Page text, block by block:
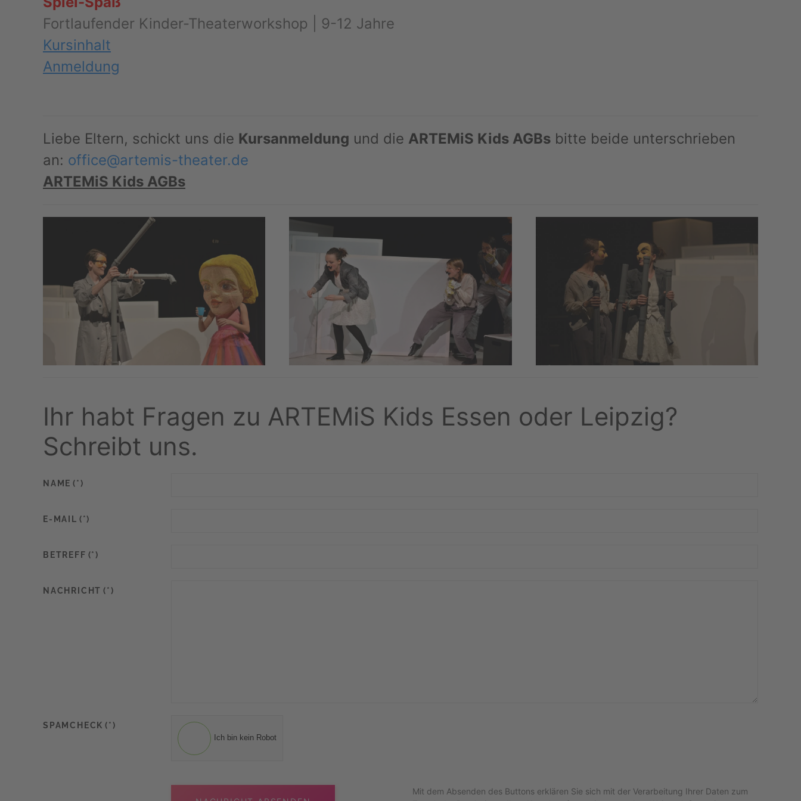
Fortlaufender Kinder-Theaterworkshop | 9-12 Jahre
Kursinhalt
Anmeldung
Liebe Eltern, schickt uns die Kursanmeldung und die ARTEMiS Kids AGBs bitte beide unterschrieben
an: office@artemis-theater.de
ARTEMiS Kids AGBs
Ihr habt Fragen zu ARTEMiS Kids Essen oder Leipzig?
Schreibt uns.
NAME (*)
E-MAIL (*)
BETREFF (*)
NACHRICHT (*)
SPAMCHECK (*)
Ich bin kein Robot
Mit dem Absenden des Buttons erklären Sie sich mit der Verarbeitung Ihrer Daten zum